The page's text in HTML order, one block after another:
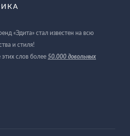
«Эдита» стал известен на всю
и стиля!
слов более 50.000 довольных